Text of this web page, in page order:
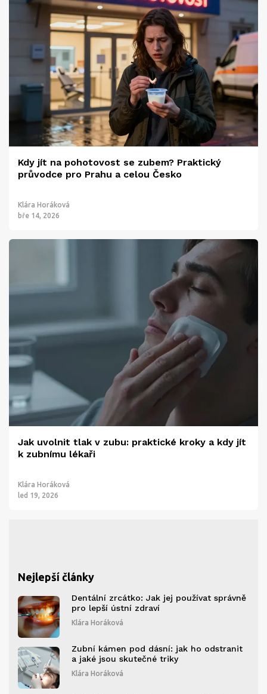
Kdy jít na pohotovost se zubem? Praktický
průvodce pro Prahu a celou Česko
Klára Horáková
bře 14, 2026
Jak uvolnit tlak v zubu: praktické kroky a kdy jít
k zubnímu lékaři
Klára Horáková
led 19, 2026
Nejlepší články
Dentální zrcátko: Jak jej používat správně
pro lepší ústní zdraví
Klára Horáková
Zubní kámen pod dásní: jak ho odstranit
a jaké jsou skutečné triky
Klára Horáková